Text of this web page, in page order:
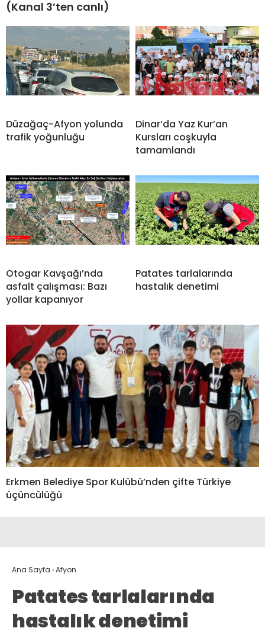
(Kanal 3’ten canlı)
Düzağaç-Afyon yolunda
trafik yoğunluğu
Dinar’da Yaz Kur’an
Kursları coşkuyla
tamamlandı
Otogar Kavşağı’nda
asfalt çalışması: Bazı
yollar kapanıyor
Patates tarlalarında
hastalık denetimi
Erkmen Belediye Spor Kulübü’nden çifte Türkiye
üçüncülüğü
Ana Sayfa ›Afyon
Patates tarlalarında
hastalık denetimi